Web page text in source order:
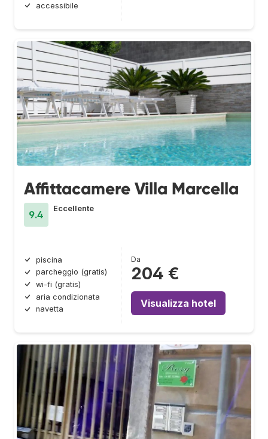
accessibile
Affittacamere Villa Marcella
9.4
Eccellente
piscina
parcheggio (gratis)
wi-fi (gratis)
aria condizionata
navetta
Da
204 €
Visualizza hotel